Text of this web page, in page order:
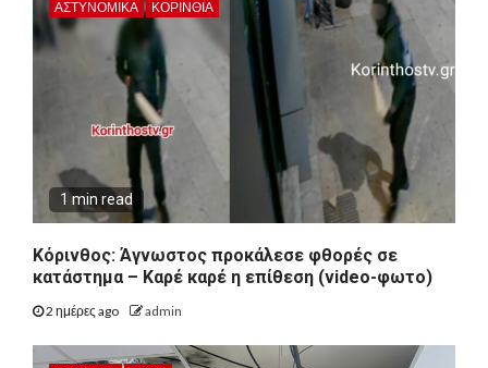
ΑΣΤΥΝΟΜΙΚΑ ΚΟΡΙΝΘΊΑ
1 min read
Κόρινθος: Άγνωστος προκάλεσε φθορές σε
κατάστημα – Καρέ καρέ η επίθεση (video-φωτο)
2 ημέρες ago admin